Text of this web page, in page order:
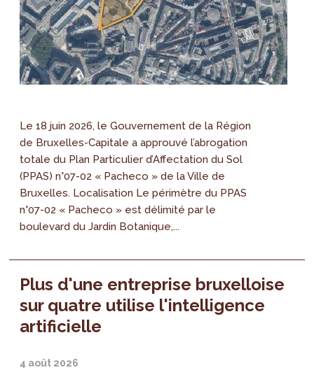
Le 18 juin 2026, le Gouvernement de la Région
de Bruxelles-Capitale a approuvé l’abrogation
totale du Plan Particulier d’Affectation du Sol
(PPAS) n°07-02 « Pacheco » de la Ville de
Bruxelles. Localisation Le périmètre du PPAS
n°07-02 « Pacheco » est délimité par le
boulevard du Jardin Botanique,...
Plus d'une entreprise bruxelloise
sur quatre utilise l'intelligence
artificielle
4 août 2026